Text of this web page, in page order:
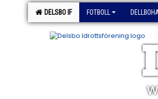
DELSBO IF FOTBOLL